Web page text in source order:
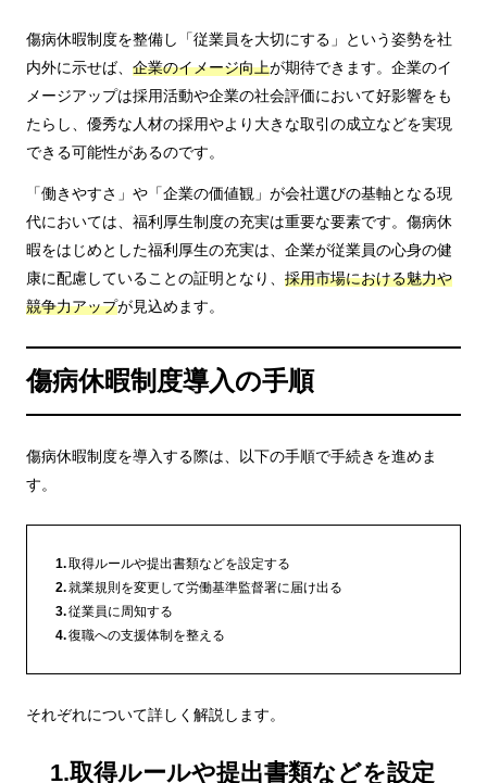
傷病休暇制度を整備し「従業員を大切にする」という姿勢を社
内外に示せば、 企業のイメージ向上が期待できます。企業のイ
メージアップは採用活動や企業の社会評価において好影響をも
たらし、優秀な人材の採用やより大きな取引の成立などを実現
できる可能性があるのです。
「働きやすさ」や「企業の価値観」が会社選びの基軸となる現
代においては、福利厚生制度の充実は重要な要素です。傷病休
暇をはじめとした福利厚生の充実は、企業が従業員の心身の健
康に配慮していることの証明となり、 採用市場における魅力や
競争力アップが見込めます。
傷病休暇制度導入の手順
傷病休暇制度を導入する際は、以下の手順で手続きを進めま
す。
取得ルールや提出書類などを設定する
就業規則を変更して労働基準監督署に届け出る
従業員に周知する
復職への支援体制を整える
それぞれについて詳しく解説します。
1.取得ルールや提出書類などを設定